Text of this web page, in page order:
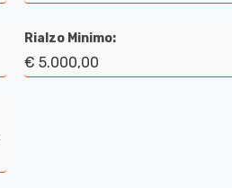
Rialzo Minimo:
€ 5.000,00